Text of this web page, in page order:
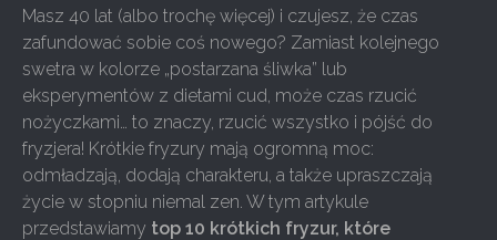
Masz 40 lat (albo trochę więcej) i czujesz, że czas
zafundować sobie coś nowego? Zamiast kolejnego
swetra w kolorze „postarzana śliwka” lub
eksperymentów z dietami cud, może czas rzucić
nożyczkami… to znaczy, rzucić wszystko i pójść do
fryzjera! Krótkie fryzury mają ogromną moc:
odmładzają, dodają charakteru, a także upraszczają
życie w stopniu niemal zen. W tym artykule
przedstawiamy top 10 krótkich fryzur, które